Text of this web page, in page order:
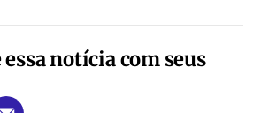
notícia com seus